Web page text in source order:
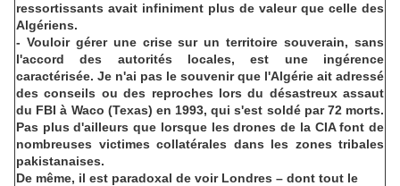
ressortissants avait infiniment plus de valeur que celle des
Algériens.
- Vouloir gérer une crise sur un territoire souverain, sans
l'accord des autorités locales, est une ingérence
caractérisée. Je n'ai pas le souvenir que l'Algérie ait adressé
des conseils ou des reproches lors du désastreux assaut
du FBI à Waco (Texas) en 1993, qui s'est soldé par 72 morts.
Pas plus d'ailleurs que lorsque les drones de la CIA font de
nombreuses victimes collatérales dans les zones tribales
pakistanaises.
De même, il est paradoxal de voir Londres – dont tout le